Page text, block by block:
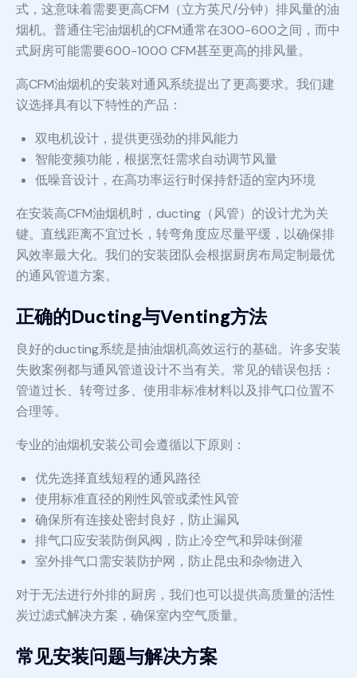
式，这意味着需要更高CFM（立方英尺/分钟）排风量的油
烟机。普通住宅油烟机的CFM通常在300-600之间，而中
式厨房可能需要600-1000 CFM甚至更高的排风量。
高CFM油烟机的安装对通风系统提出了更高要求。我们建
议选择具有以下特性的产品：
双电机设计，提供更强劲的排风能力
智能变频功能，根据烹饪需求自动调节风量
低噪音设计，在高功率运行时保持舒适的室内环境
在安装高CFM油烟机时，ducting（风管）的设计尤为关
键。直线距离不宜过长，转弯角度应尽量平缓，以确保排
风效率最大化。我们的安装团队会根据厨房布局定制最优
的通风管道方案。
正确的Ducting与Venting方法
良好的ducting系统是抽油烟机高效运行的基础。许多安装
失败案例都与通风管道设计不当有关。常见的错误包括：
管道过长、转弯过多、使用非标准材料以及排气口位置不
合理等。
专业的油烟机安装公司会遵循以下原则：
优先选择直线短程的通风路径
使用标准直径的刚性风管或柔性风管
确保所有连接处密封良好，防止漏风
排气口应安装防倒风阀，防止冷空气和异味倒灌
室外排气口需安装防护网，防止昆虫和杂物进入
对于无法进行外排的厨房，我们也可以提供高质量的活性
炭过滤式解决方案，确保室内空气质量。
常见安装问题与解决方案